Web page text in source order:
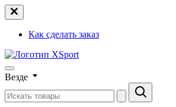
Как сделать заказ
Везде